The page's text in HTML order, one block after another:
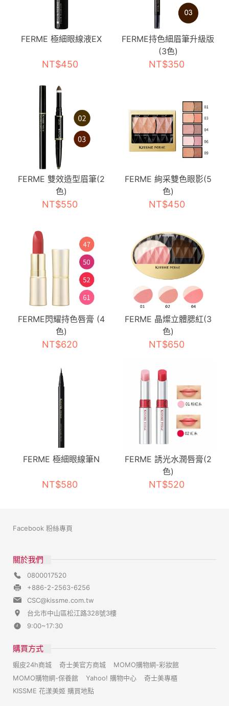
FERME 極細眼線液EX
NT$450
FERME持色細眉筆升級版
(3色)
NT$350
FERME 雙效造型眉筆(2
色)
NT$550
FERME 絢采雙色眼影(5
色)
NT$450
FERME閃耀持色唇膏 (4
色)
NT$620
FERME 晶燦立體腮紅(3
色)
NT$650
FERME 極細眼線筆N
NT$580
FERME 誘光水潤唇膏(2
色)
NT$520
關於我們
0800017520
+886-2-2563-6256
CSC@kissme.com.tw
台北市中山區松江路328號3樓
9:00~17:30
購買方式
蝦皮24h商城 奇士美官方商城
MOMO購物網-彩妝館
MOMO購物網-保養館
Yahoo! 購物中心
奇士美專櫃
KISSME 花漾美姬 購買地點
Facebook 粉絲專頁